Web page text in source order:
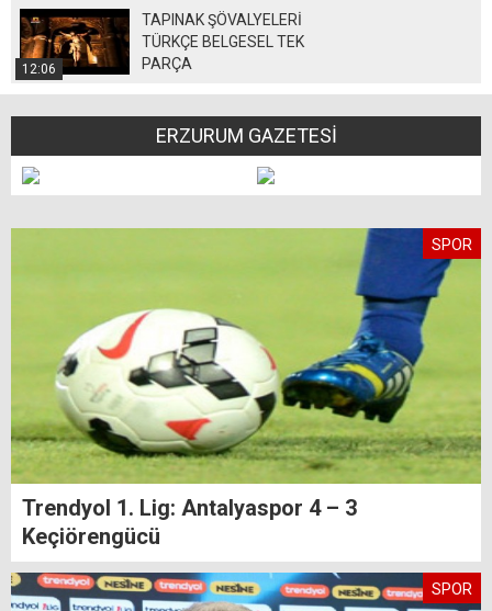
12:06
TAPINAK ŞÖVALYELERİ
TÜRKÇE BELGESEL TEK
PARÇA
ERZURUM GAZETESİ
SPOR
Trendyol 1. Lig: Antalyaspor 4 – 3
Keçiörengücü
SPOR